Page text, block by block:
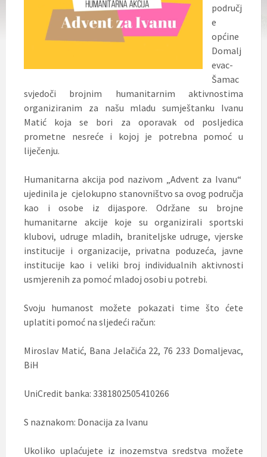
područj
e
općine
Domalj
evac-
Šamac
svjedoči brojnim humanitarnim aktivnostima
organiziranim za našu mladu sumještanku Ivanu
Matić koja se bori za oporavak od posljedica
prometne nesreće i kojoj je potrebna pomoć u
liječenju.
Humanitarna akcija pod nazivom „Advent za Ivanu“
ujedinila je cjelokupno stanovništvo sa ovog područja
kao i osobe iz dijaspore. Održane su brojne
humanitarne akcije koje su organizirali sportski
klubovi, udruge mladih, braniteljske udruge, vjerske
institucije i organizacije, privatna poduzeća, javne
institucije kao i veliki broj individualnih aktivnosti
usmjerenih za pomoć mladoj osobi u potrebi.
Svoju humanost možete pokazati time što ćete
uplatiti pomoć na sljedeći račun:
Miroslav Matić, Bana Jelačića 22, 76 233 Domaljevac,
BiH
UniCredit banka: 3381802505410266
S naznakom: Donacija za Ivanu
Ukoliko uplaćujete iz inozemstva sredstva možete